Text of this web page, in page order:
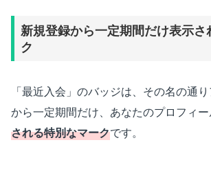
新規登録から一定期間だけ表示さ
ク
「最近入会」のバッジは、その名の通
から一定期間だけ、あなたのプロフィ
される特別なマークです。